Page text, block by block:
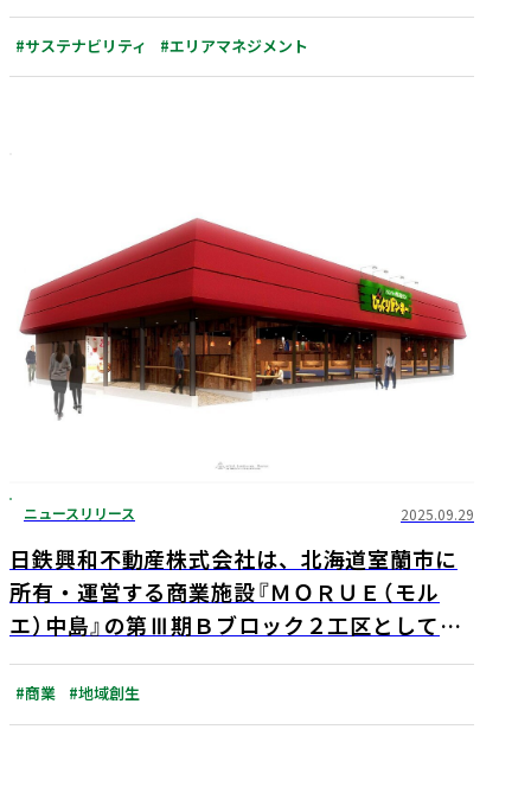
ステナブルシティコンソーシアム」設立
#サステナビリティ #エリアマネジメント
ニュースリリース 2025.09.29
日鉄興和不動産株式会社は、北海道室蘭市に
所有・運営する商業施設『ＭＯＲＵＥ（モル
エ）中島』の第Ⅲ期Ｂブロック２工区として、
ハンバーグレストラン「びっくりドンキー」の
店舗を2025年9月29日（月）に着工、2026年４
月にオープンいたします。
#商業 #地域創生